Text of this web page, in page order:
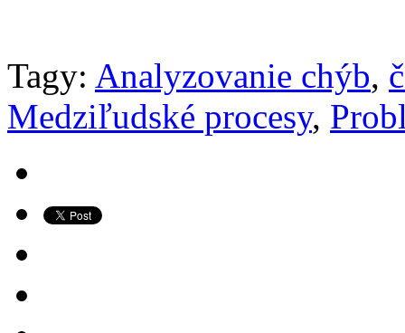
Tagy: Analyzovanie chýb,
Medziľudské procesy,